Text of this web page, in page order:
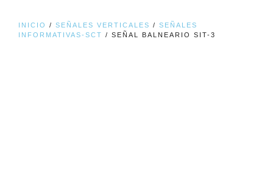
INICIO / SEÑALES VERTICALES / SEÑALES
INFORMATIVAS-SCT / SEÑAL BALNEARIO SIT-3